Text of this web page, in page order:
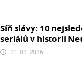
Síň slávy: 10
seriálů v historii
23. 02. 2026